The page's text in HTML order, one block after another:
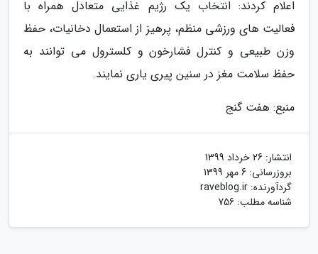
اعلام کردند: انتخاب یک رژیم غذایی متعادل همراه با
فعالیت های ورزشی منظم، پرهیز از استعمال دخانیات، حفظ
وزن طبیعی و کنترل فشارخون و کلسترول می توانند به
حفظ سلامت مغز در سنین پیری یاری نمایند.
منبع: هفت گنج
انتشار: 26 خرداد 1399
بروزرسانی: 6 مهر 1399
گردآورنده: raveblog.ir
شناسه مطلب: 756